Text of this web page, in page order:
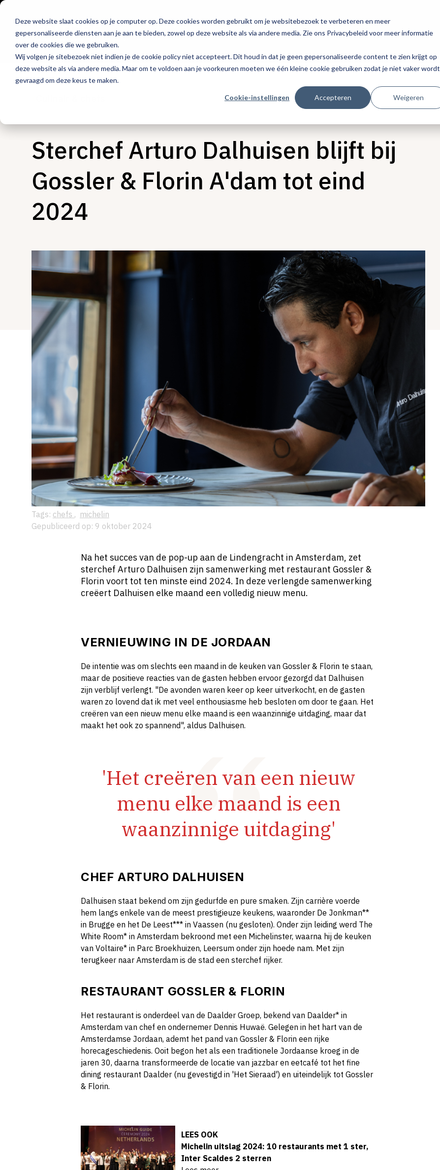
Deze website slaat cookies op je computer op. Deze cookies worden gebruikt om je websitebezoek te verbeteren en meer
gepersonaliseerde diensten aan je aan te bieden, zowel op deze website als via andere media. Zie ons Privacybeleid voor meer informatie
over de cookies die we gebruiken.
Wij volgen je sitebezoek niet indien je de cookie policy niet accepteert. Dit houd in dat je geen gepersonaliseerde content te zien krijgt op
deze website als via andere media. Maar om te voldoen aan je voorkeuren moeten we één kleine cookie gebruiken zodat je niet vaker wordt
gevraagd om deze keus te maken.
Cookie-instellingen Accepteren Weigeren
Hét platform voor
de horeca
Sterchef Arturo Dalhuisen blijft bij
Gossler & Florin A'dam tot eind
2024
Tags: chefs , michelin
Gepubliceerd op: 9 oktober 2024
Na het succes van de pop-up aan de Lindengracht in Amsterdam, zet
sterchef Arturo Dalhuisen zijn samenwerking met restaurant Gossler &
Florin voort tot ten minste eind 2024. In deze verlengde samenwerking
creëert Dalhuisen elke maand een volledig nieuw menu.
VERNIEUWING IN DE JORDAAN
De intentie was om slechts een maand in de keuken van Gossler & Florin te staan,
maar de positieve reacties van de gasten hebben ervoor gezorgd dat Dalhuisen
zijn verblijf verlengt. "De avonden waren keer op keer uitverkocht, en de gasten
waren zo lovend dat ik met veel enthousiasme heb besloten om door te gaan. Het
creëren van een nieuw menu elke maand is een waanzinnige uitdaging, maar dat
maakt het ook zo spannend", aldus Dalhuisen.
'Het creëren van een nieuw
menu elke maand is een
waanzinnige uitdaging'
CHEF ARTURO DALHUISEN
Dalhuisen staat bekend om zijn gedurfde en pure smaken. Zijn carrière voerde
hem langs enkele van de meest prestigieuze keukens, waaronder De Jonkman**
in Brugge en het De Leest*** in Vaassen (nu gesloten). Onder zijn leiding werd The
White Room* in Amsterdam bekroond met een Michelinster, waarna hij de keuken
van Voltaire* in Parc Broekhuizen, Leersum onder zijn hoede nam. Met zijn
terugkeer naar Amsterdam is de stad een sterchef rijker.
RESTAURANT GOSSLER & FLORIN
Het restaurant is onderdeel van de Daalder Groep, bekend van Daalder* in
Amsterdam van chef en ondernemer Dennis Huwaë. Gelegen in het hart van de
Amsterdamse Jordaan, ademt het pand van Gossler & Florin een rijke
horecageschiedenis. Ooit begon het als een traditionele Jordaanse kroeg in de
jaren 30, daarna transformeerde de locatie van jazzbar en eetcafé tot het fine
dining restaurant Daalder (nu gevestigd in 'Het Sieraad') en uiteindelijk tot Gossler
& Florin.
LEES OOK
Michelin uitslag 2024: 10 restaurants met 1 ster,
Inter Scaldes 2 sterren